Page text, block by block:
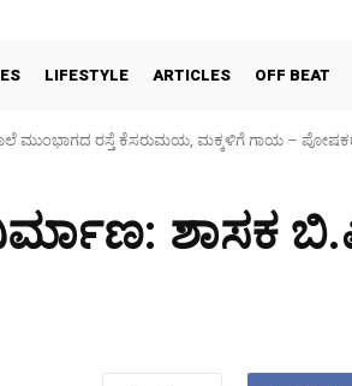
LIFESTYLE ARTICLES OFF BEAT
Market-06/08/2026
ನಿರ್ಮಾಣ: ಶಾಸಕ